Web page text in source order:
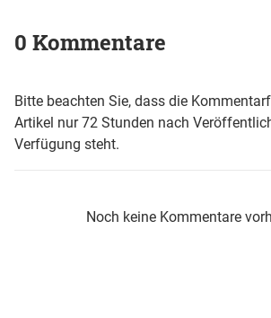
0 Kommentare
Bitte beachten Sie, dass die
Artikel nur 72 Stunden nach
Verfügung steht.
Noch keine Kommentare